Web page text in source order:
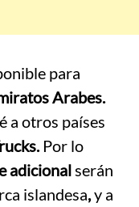
para
Arabes.
a otros países
Por lo
adicional serán
islandesa,y a